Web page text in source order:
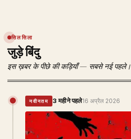
सिलसिला
जुड़े बिंदु
इस ख़बर के पीछे की कड़ियाँ — सबसे नई पहले।
नवीनतम 3 महीने पहले16 अप्रैल 2026